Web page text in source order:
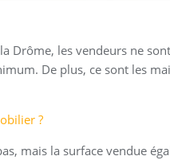
Drôme, les vendeurs ne
De plus, ce sont les
?
mais la surface vendue